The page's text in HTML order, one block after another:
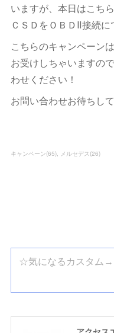
いますが、本日はこち
ＣＳＤをＯＢＤⅡ接続
こちらのキャンペーン
お受けしちゃいますの
わせください！
お問い合わせお待ちし
キャンペーン(65) メルセデス (26)
☆気になるカスタム→